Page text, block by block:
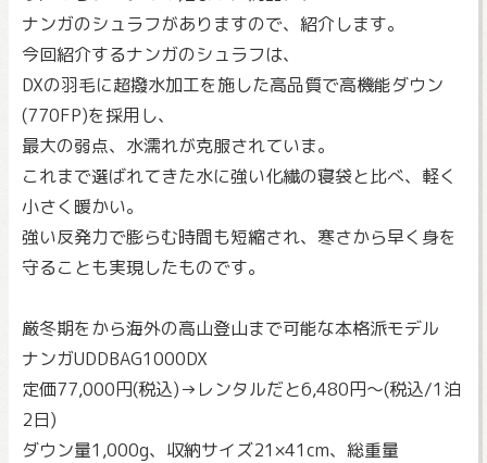
ナンガのシュラフがありますので、紹介します。
今回紹介するナンガのシュラフは、
DXの羽毛に超撥水加工を施した高品質で高機能ダウン
(770FP)を採用し、
最大の弱点、水濡れが克服されていま。
これまで選ばれてきた水に強い化繊の寝袋と比べ、軽く
小さく暖かい。
強い反発力で膨らむ時間も短縮され、寒さから早く身を
守ることも実現したものです。
厳冬期をから海外の高山登山まで可能な本格派モデル
ナンガUDDBAG1000DX
定価77,000円(税込)→レンタルだと6,480円～(税込/1泊
2日)
ダウン量1,000g、収納サイズ21×41cm、総重量